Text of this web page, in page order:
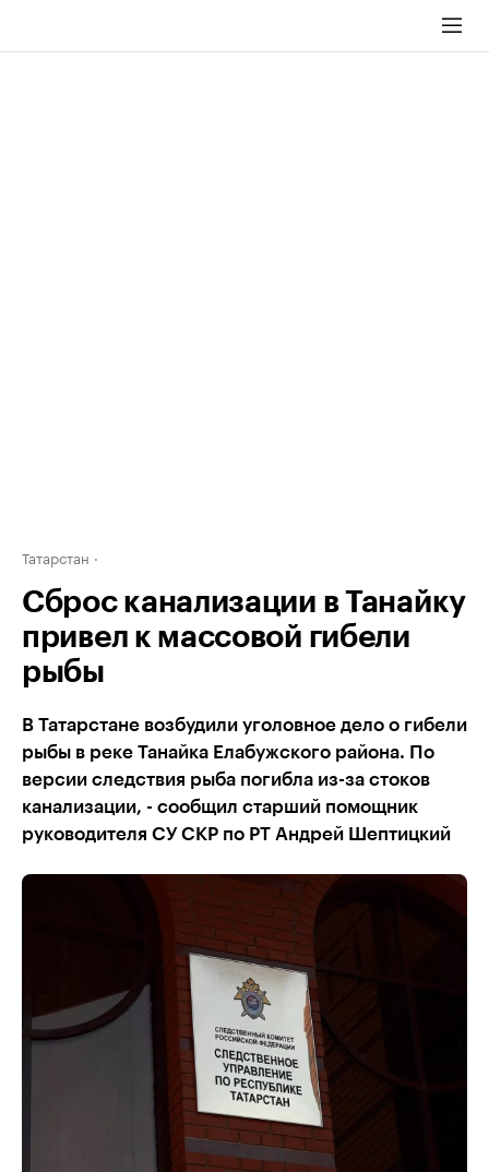
Татарстан
Сброс канализации в Танайку
привел к массовой гибели
рыбы
В Татарстане возбудили уголовное дело о гибели
рыбы в реке Танайка Елабужского района. По
версии следствия рыба погибла из-за стоков
канализации, - сообщил старший помощник
руководителя СУ СКР по РТ Андрей Шептицкий